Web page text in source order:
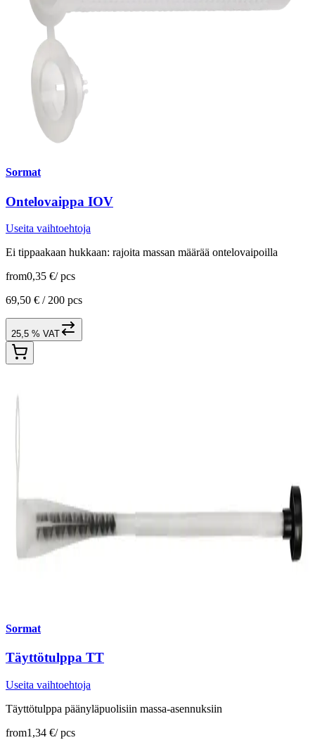
Sormat
Ontelovaippa IOV
Useita vaihtoehtoja
Ei tippaakaan hukkaan: rajoita massan määrää ontelovaipoilla
from0,35 €/ pcs
69,50 € / 200 pcs
25,5 % VAT
Sormat
Täyttötulppa TT
Useita vaihtoehtoja
Täyttötulppa päänyläpuolisiin massa-asennuksiin
from1,34 €/ pcs